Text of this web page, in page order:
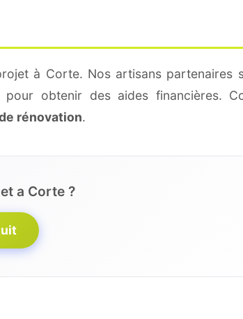
à Corte. Nos artisans partenaires
obtenir des aides financières.
rénovation.
a Corte ?